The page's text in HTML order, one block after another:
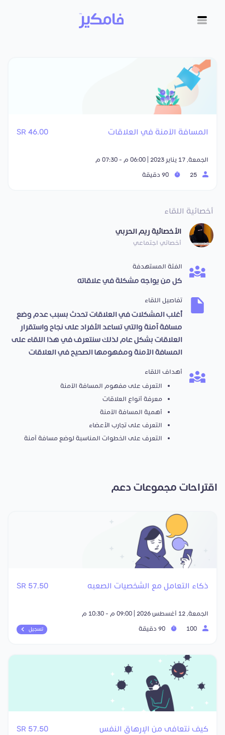
المسافة الآمنة في العلاقات 46.00 SR
الجمعة, 17 يناير 2023 | 06:00 م - 07:30 م
أخصائية اللقاء
الأخصائية ريم الحربي
أخصائي اجتماعي
الفئة المستهدفة
كل من يواجه مشكلة في علاقاته
تفاصيل اللقاء
أغلب المشكلات في العلاقات تحدث بسبب عدم وضع
مسافة آمنة والتي تساعد الأفراد على نجاح واستقرار
العلاقات بشكل عام لذلك سنتعرف في هذا اللقاء على
المسافة الآمنة ومفهومها الصحيح في العلاقات
أهداف اللقاء
التعرف على مفهوم المسافة الآمنة
معرفة أنواع العلاقات
أهمية المسافة الآمنة
التعرف على تجارب الأعضاء
التعرف على الخطوات المناسبة لوضع مسافة آمنة
اقتراحات مجموعات دعم
ذكاء التعامل مع الشخصيات الصعبه 57.50 SR
الجمعة, 12 أغسطس 2026 | 09:00 م - 10:30 م
تسجيل
كيف نتعافى من الإرهاق النفس 57.50 SR